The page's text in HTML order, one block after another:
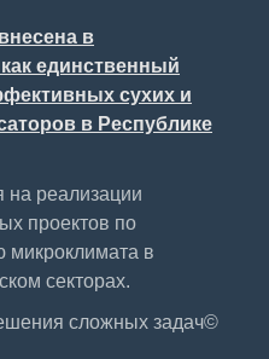
в
единственный
сухих и
в Республике
на реализации
проектов по
в
секторах.
сложных задач©